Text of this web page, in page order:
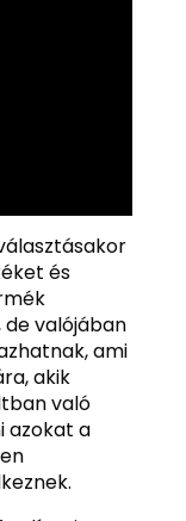
és
valójában
ami
akik
való
azokat a